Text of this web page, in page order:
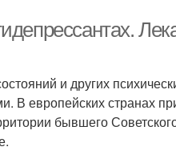
и других
В европейских странах
бывшего